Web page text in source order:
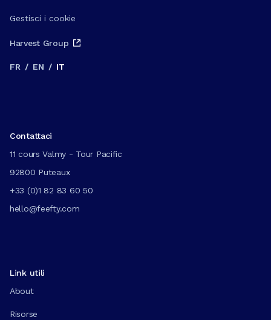
Gestisci i cookie
Harvest Group
FR / EN / IT
Contattaci
11 cours Valmy - Tour Pacific
92800 Puteaux
+33 (0)1 82 83 60 50
hello@feefty.com
Link utili
About
Risorse